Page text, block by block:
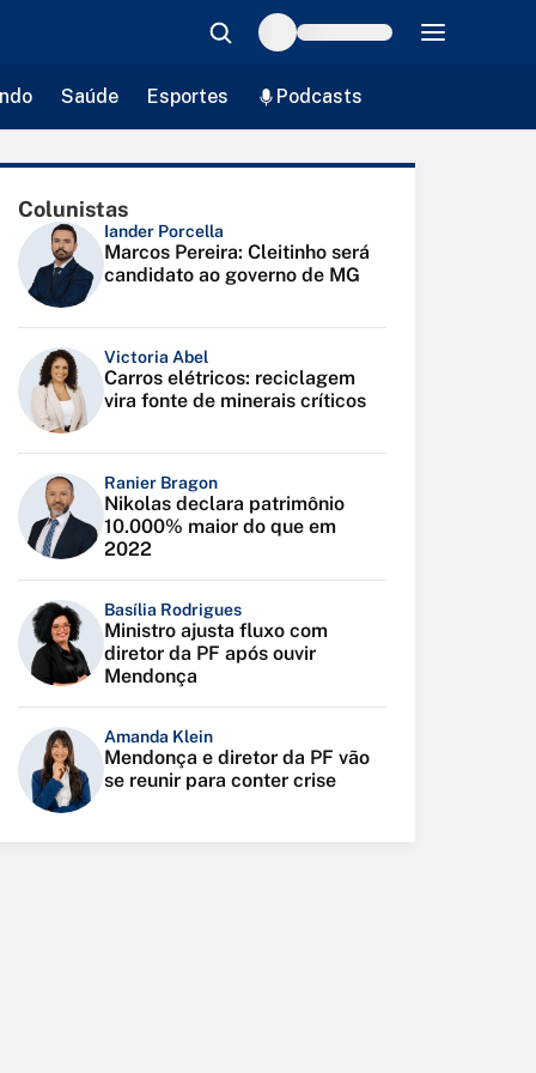
Saúde Esportes Podcasts
Colunistas
Iander Porcella
Marcos Pereira: Cleitinho será
candidato ao governo de MG
Victoria Abel
Carros elétricos: reciclagem
vira fonte de minerais críticos
Ranier Bragon
Nikolas declara patrimônio
10.000% maior do que em
2022
Basília Rodrigues
Ministro ajusta fluxo com
diretor da PF após ouvir
Mendonça
Amanda Klein
Mendonça e diretor da PF vão
se reunir para conter crise